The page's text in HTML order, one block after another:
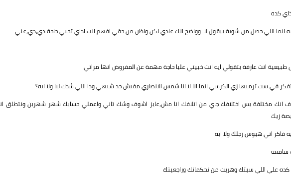
كده
انما اللي حصل من شوية بيقول لا. وواضح انك عادي لكن واظن من حقي افهم انت اذاي تخبي حاجة ذي،دي،عني
انت عارفة بتقولي ايه انت خبيتي عليا حاجة مهمة عن المفروض انها مراتي
في ست ترميها زي الكرسي انما انا لا انا شمس الانصاري مفيش حد شبهي ودا اللي شدك ليا ولا ايه؟
انك مختلفة بس اختلافك جاي من اتلافك انا مش،عايز اشوف وشك تاني واعملي حسابك شهر شهرين ونتطلق
زيك
اني هبوس رجلك ولا ايه
سامعة
علي اللي سبتك وهربت من تحكماتك وراجعيتك